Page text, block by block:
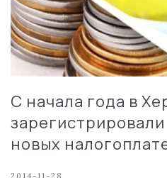
С начала года в
зарегистрировали
новых
2014-11-28